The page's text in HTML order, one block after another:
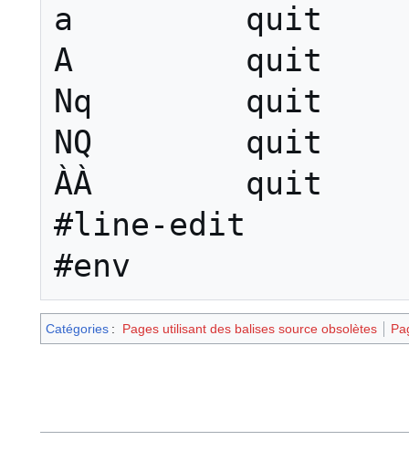
a         quit
A         quit
Nq        quit
NQ        quit
ÀÀ        quit
#line-edit
#env
Catégories : Pages utilisant des balises source obsolètes